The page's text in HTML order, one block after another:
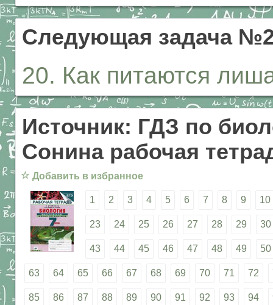
Следующая задача
20. Как питаются
Источник: ГДЗ по
Сонина рабочая
☆ Добавить в избранное
1 2 3 4 5 6 7 8 9 10
23 24 25 26 27 28 29 30
43 44 45 46 47 48 49 50
63 64 65 66 67 68 69 70 71 72
85 86 87 88 89 90 91 92 93 94